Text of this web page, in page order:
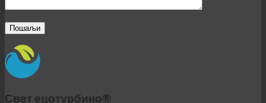
Свет ецотурбино®
+43 699 18180000